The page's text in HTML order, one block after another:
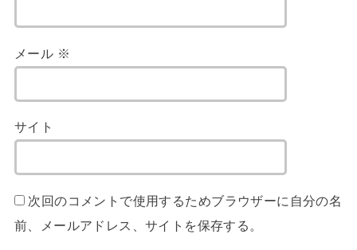
メール ※
サイト
次回のコメントで使用するためブラウザーに自分の名
前、メールアドレス、サイトを保存する。